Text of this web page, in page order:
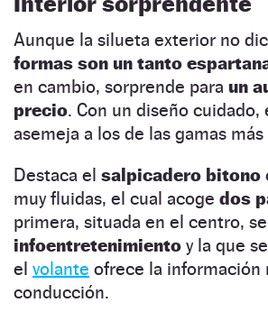
Aunque la silueta exterior no
formas son un tanto
en cambio, sorprende para un
precio. Con un diseño cuidado,
asemeja a los de las gamas más
Destaca el salpicadero bitono
muy fluidas, el cual acoge dos
primera, situada en el centro,
infoentretenimiento y la que
el volante ofrece la información
conducción.